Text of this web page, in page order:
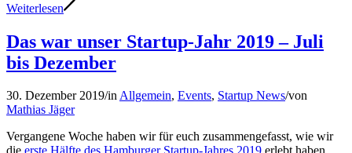
Weiterlesen
Das war unser Startup-Jahr 2019 – Juli
bis Dezember
30. Dezember 2019/inAllgemein, Events, Startup News/von
Mathias Jäger
Vergangene Woche haben wir für euch zusammengefasst, wie wir